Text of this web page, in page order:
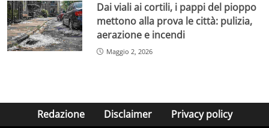
Dai viali ai cortili, i pappi del pioppo
mettono alla prova le città: pulizia,
aerazione e incendi
Maggio 2, 2026
Redazione Disclaimer Privacy policy